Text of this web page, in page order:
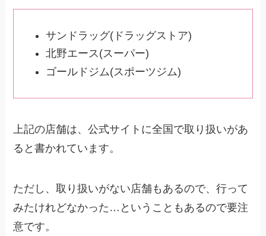
サンドラッグ(ドラッグストア)
北野エース(スーパー)
ゴールドジム(スポーツジム)
上記の店舗は、公式サイトに全国で取り扱いがあ
ると書かれています。
ただし、取り扱いがない店舗もあるので、行って
みたけれどなかった…ということもあるので要注
意です。